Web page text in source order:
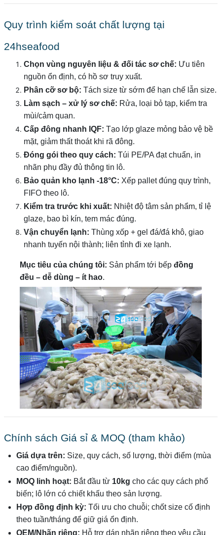
Quy trình kiểm soát chất lượng tại
24hseafood
Chọn vùng nguyên liệu & đối tác sơ chế: Ưu tiên
nguồn ổn định, có hồ sơ truy xuất.
Phân cỡ sơ bộ: Tách size từ sớm để hạn chế lẫn size.
Làm sạch – xử lý sơ chế: Rửa, loại bỏ tạp, kiểm tra
mùi/cảm quan.
Cấp đông nhanh IQF: Tạo lớp glaze mỏng bảo vệ bề
mặt, giảm thất thoát khi rã đông.
Đóng gói theo quy cách: Túi PE/PA đạt chuẩn, in
nhãn phụ đầy đủ thông tin lô.
Bảo quản kho lạnh -18°C: Xếp pallet đúng quy trình,
FIFO theo lô.
Kiểm tra trước khi xuất: Nhiệt độ tâm sản phẩm, tỉ lệ
glaze, bao bì kín, tem mác đúng.
Vận chuyển lạnh: Thùng xốp + gel đá/đá khô, giao
nhanh tuyến nội thành; liên tỉnh đi xe lạnh.
Mục tiêu của chúng tôi: Sản phẩm tới bếp đồng
đều – dễ dùng – ít hao.
Chính sách Giá sỉ & MOQ (tham khảo)
Giá dựa trên: Size, quy cách, số lượng, thời điểm (mùa
cao điểm/nguồn).
MOQ linh hoạt: Bắt đầu từ 10kg cho các quy cách phổ
biến; lô lớn có chiết khấu theo sản lượng.
Hợp đồng định kỳ: Tối ưu cho chuỗi; chốt size cố định
theo tuần/tháng để giữ giá ổn định.
OEM/Nhãn riêng: Hỗ trợ dán nhãn riêng theo yêu cầu